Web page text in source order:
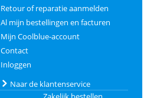
Retour of reparatie aanmelden
Al mijn bestellingen en facturen
Mijn Coolblue-account
Contact
Inloggen
Naar de klantenservice